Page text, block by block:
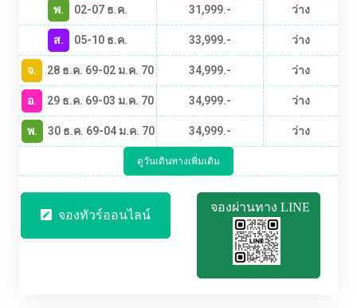
พ. 02-07 ธ.ค. 31,999.-
ว่าง
ส.
05-10 ธ.ค. 33,999.-
ว่าง
จ.
28 ธ.ค. 69-02 ม.ค. 70 34,999.-
ว่าง
อ.
29 ธ.ค. 69-03 ม.ค. 70 34,999.-
ว่าง
พ.
30 ธ.ค. 69-04 ม.ค. 70 34,999.- ว่าง
ดูวันเดินทางเพิ่มเติม
จองทัวร์ออนไลน์ จองผ่านทาง LINE